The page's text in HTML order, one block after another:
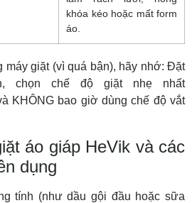
khóa kéo hoặc mất form
áo.
máy giặt (vì quá bận), hãy nhớ: Đặt
chọn chế độ giặt nhẹ nhất
KHÔNG bao giờ dùng chế độ vắt
áo giáp HeVik và các
dụng
tính (như dầu gội đầu hoặc sữa